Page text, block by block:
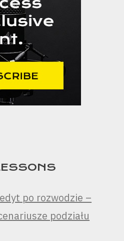
po rozwodzie –
podziału